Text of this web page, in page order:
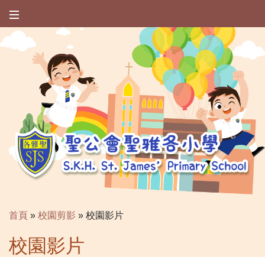
首頁 » 校園剪影 » 校園影片
校園影片